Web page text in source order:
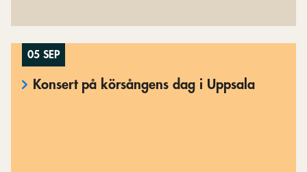
05 SEP
Konsert på körsångens dag i Uppsala